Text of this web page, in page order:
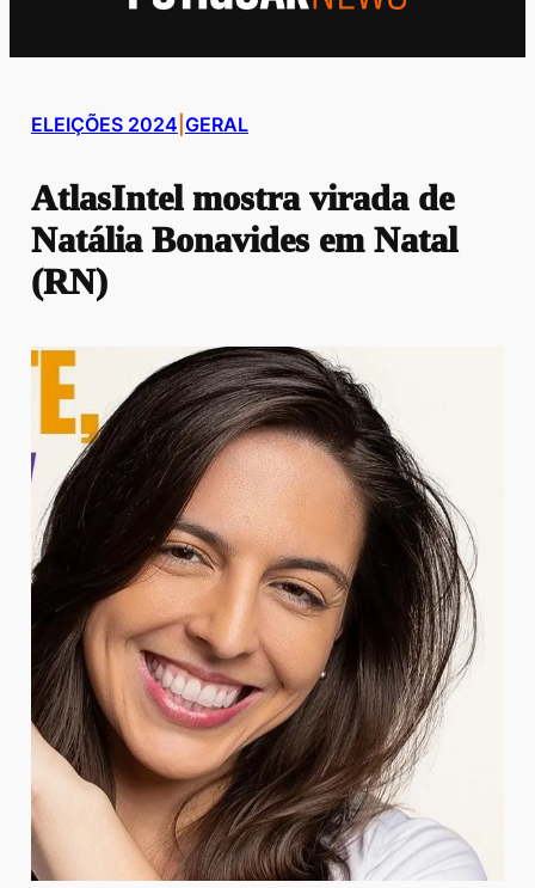
ELEIÇÕES 2024 GERAL
AtlasIntel mostra virada de
Natália Bonavides em Natal
(RN)